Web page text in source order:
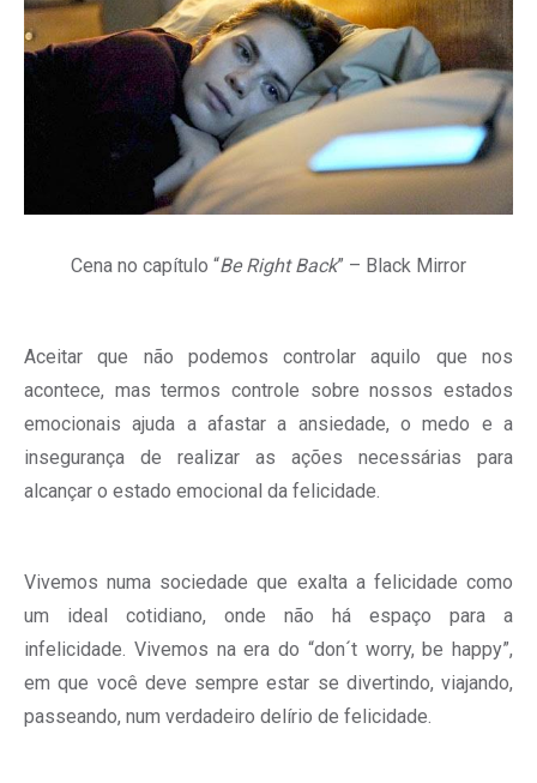
Cena no capítulo “Be Right Back” – Black Mirror
Aceitar que não podemos controlar aquilo que nos
acontece, mas termos controle sobre nossos estados
emocionais ajuda a afastar a ansiedade, o medo e a
insegurança de realizar as ações necessárias para
alcançar o estado emocional da felicidade.
Vivemos numa sociedade que exalta a felicidade como
um ideal cotidiano, onde não há espaço para a
infelicidade. Vivemos na era do “don´t worry, be happy”,
em que você deve sempre estar se divertindo, viajando,
passeando, num verdadeiro delírio de felicidade.